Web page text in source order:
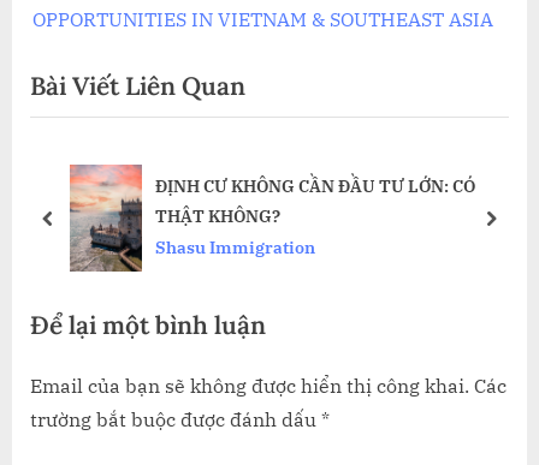
i
u
s
s
e
t
P
s
t
:
OPPORTUNITIES IN VIETNAM & SOUTHEAST ASIA
Bài Viết Liên Quan
ĐỊNH CƯ KHÔNG CẦN ĐẦU TƯ LỚN: CÓ
THẬT KHÔNG?
Shasu Immigration
prev next
Để lại một bình luận
Email của bạn sẽ không được hiển thị công khai. Các
trường bắt buộc được đánh dấu *